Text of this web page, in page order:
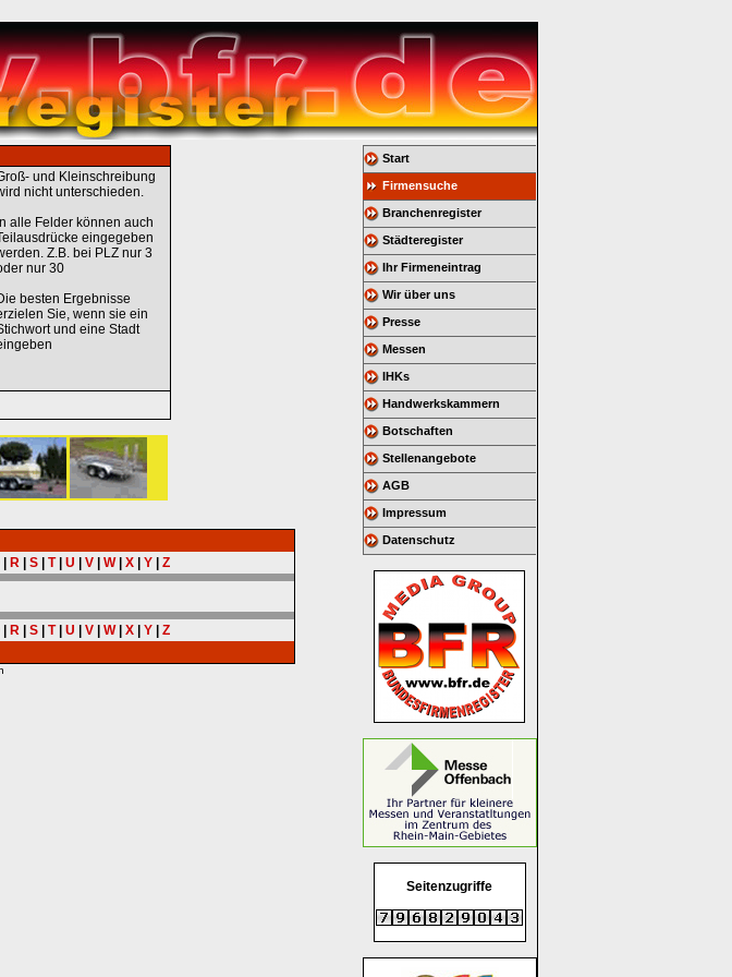
und Kleinschreibung
nicht unterschieden.
In alle Felder können auch
eingegeben
Z.B. bei PLZ nur 3
nur 30
besten Ergebnisse
Sie, wenn sie ein
und eine Stadt
| R| S| T| U V| W| X| Y| Z
| R| S| T| U V| W| X| Y| Z
Start
Firmensuche
Branchenregister
Städteregister
Ihr Firmeneintrag
Wir über uns
Presse
Messen
IHKs
Handwerkskammern
Botschaften
Stellenangebote
AGB
Impressum
Datenschutz
Seitenzugriffe